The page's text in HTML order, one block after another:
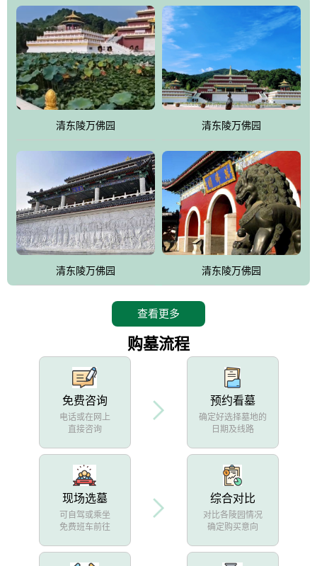
园、打造佛教精品旅游圣地”为目标，以海外归侨、国内外知名人士
的墓地安葬、祭祀吊亡并结合旅游参观构成其主要使用功能；以苍
郁绚丽、优雅宜人的园林景观构成其外部形象。通过墓园建设与造
园手法相结合的默契操作，建成一处特色鲜明、服务周全、环境优
美、民族风格突出，与周边文物古迹交相呼应的极具吸引力的花园
式园林。
万佛园工程一期占地448亩，目前完成投资近12亿元人民币，园区采
用全仿古式建筑，寻求与世界文化遗产地清东陵的和谐统一，在园
区建设中寻求陵园建设与景区建设的有机融合，充分发挥独一无二
的地形优势，打造现代艺术园林，建设旅游景观、寺庙、酒店等综
合服务设施，服务于陵园经营，使企业的多元化经营项目相互依
托、相互促进，园区绿化覆盖率达90%。
设计建造各种墓地墓位3万个；主体建筑金宝塔，墓位容量8万个，
能适应不同消费阶层的需求，为客户提供墓碑设计制作服务、特色
清东陵万佛园 清东陵万佛园
清东陵万佛园 清东陵万佛园
查看更多
购墓流程
免费咨询
电话或在网上
直接咨询
预约看墓
确定好选择墓地的
日期及线路
现场选墓
可自驾或乘坐
免费班车前往
综合对比
对比各陵园情况
确定购买意向